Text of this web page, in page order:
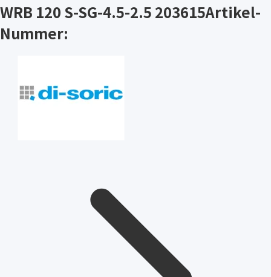
WRB 120 S-SG-4.5-2.5 203615Artikel-
Nummer: